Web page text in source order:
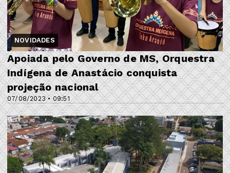
NOVIDADES
07/08/2023 • 09:51
Apoiada pelo Governo de MS, Orquestra
Indígena de Anastácio conquista
projeção nacional